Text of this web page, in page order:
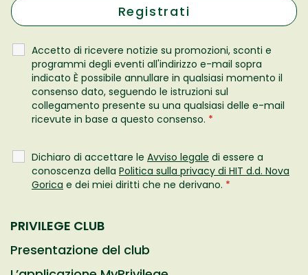
Accetto di ricevere notizie su promozioni, sconti e
programmi degli eventi all'indirizzo e-mail sopra
indicato È possibile annullare in qualsiasi momento il
consenso dato, seguendo le istruzioni sul
collegamento presente su una qualsiasi delle e-mail
ricevute in base a questo consenso. *
Dichiaro di accettare le Avviso legale di essere a
conoscenza della Politica sulla privacy di HIT d.d. Nova
Gorica e dei miei diritti che ne derivano. *
PRIVILEGE CLUB
Presentazione del club